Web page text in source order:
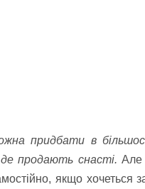
придбати в
де продають снасті. Але
якщо хочеться